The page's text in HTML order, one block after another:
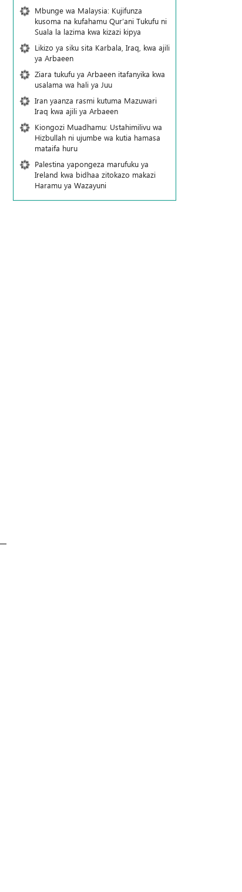
Mbunge wa Malaysia: Kujifunza
kusoma na kufahamu Qur’ani Tukufu ni
Suala la lazima kwa kizazi kipya
Likizo ya siku sita Karbala, Iraq, kwa ajili
ya Arbaeen
Ziara tukufu ya Arbaeen itafanyika kwa
usalama wa hali ya Juu
Iran yaanza rasmi kutuma Mazuwari
Iraq kwa ajili ya Arbaeen
Kiongozi Muadhamu: Ustahimilivu wa
Hizbullah ni ujumbe wa kutia hamasa
mataifa huru
Palestina yapongeza marufuku ya
Ireland kwa bidhaa zitokazo makazi
Haramu ya Wazayuni